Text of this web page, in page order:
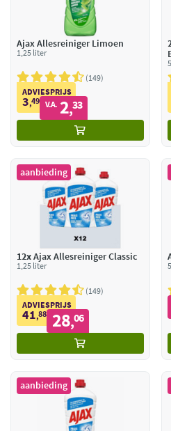
Ajax Allesreiniger Limoen
1,25 liter
149
ADVIESPRIJS
3,49 V.A. 2,33
aanbieding
12xAjax Allesreiniger Classic
1,25 liter
149
ADVIESPRIJS
41,88 28,06
aanbieding